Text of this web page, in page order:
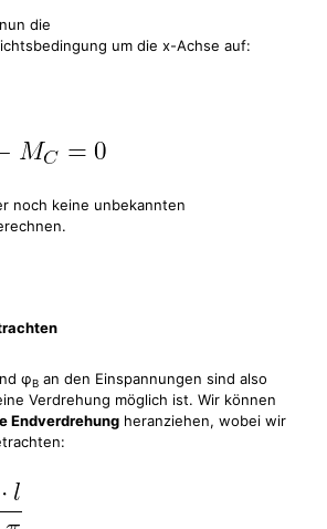
die
um die x-Achse auf:
noch keine unbekannten
φB an den Einspannungen sind also
Verdrehung möglich ist. Wir können
Endverdrehung heranziehen, wobei wir